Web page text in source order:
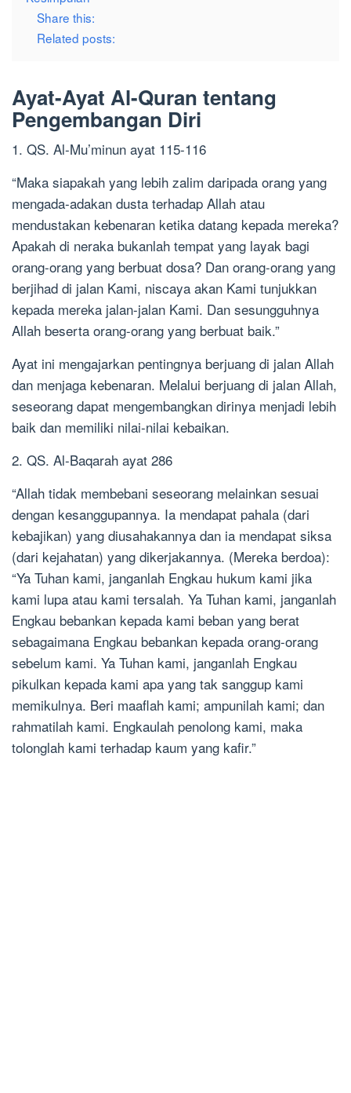
Share this:
Related posts:
Ayat-Ayat Al-Quran tentang
Pengembangan Diri
1. QS. Al-Mu’minun ayat 115-116
“Maka siapakah yang lebih zalim daripada orang yang
mengada-adakan dusta terhadap Allah atau
mendustakan kebenaran ketika datang kepada mereka?
Apakah di neraka bukanlah tempat yang layak bagi
orang-orang yang berbuat dosa? Dan orang-orang yang
berjihad di jalan Kami, niscaya akan Kami tunjukkan
kepada mereka jalan-jalan Kami. Dan sesungguhnya
Allah beserta orang-orang yang berbuat baik.”
Ayat ini mengajarkan pentingnya berjuang di jalan Allah
dan menjaga kebenaran. Melalui berjuang di jalan Allah,
seseorang dapat mengembangkan dirinya menjadi lebih
baik dan memiliki nilai-nilai kebaikan.
2. QS. Al-Baqarah ayat 286
“Allah tidak membebani seseorang melainkan sesuai
dengan kesanggupannya. Ia mendapat pahala (dari
kebajikan) yang diusahakannya dan ia mendapat siksa
(dari kejahatan) yang dikerjakannya. (Mereka berdoa):
“Ya Tuhan kami, janganlah Engkau hukum kami jika
kami lupa atau kami tersalah. Ya Tuhan kami, janganlah
Engkau bebankan kepada kami beban yang berat
sebagaimana Engkau bebankan kepada orang-orang
sebelum kami. Ya Tuhan kami, janganlah Engkau
pikulkan kepada kami apa yang tak sanggup kami
memikulnya. Beri maaflah kami; ampunilah kami; dan
rahmatilah kami. Engkaulah penolong kami, maka
tolonglah kami terhadap kaum yang kafir.”